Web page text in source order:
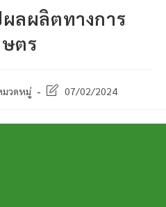
ลผลิตทางการ
ษตร
มวดหมู่ 07/02/2024